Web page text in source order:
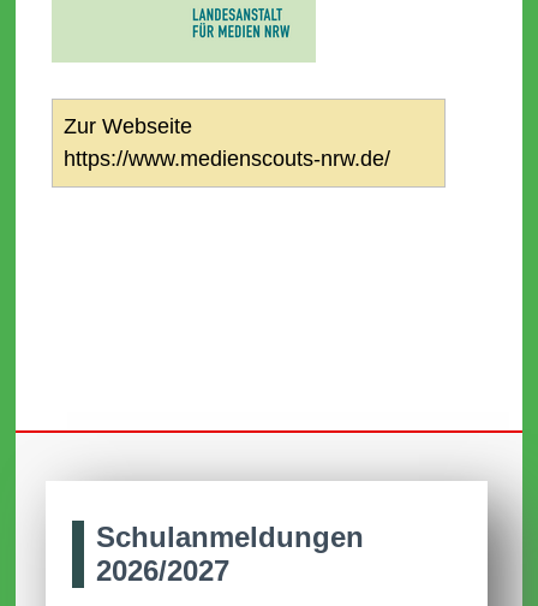
Zur Webseite
https://www.medienscouts-nrw.de/
Schul­anmel­dungen
2026/2027